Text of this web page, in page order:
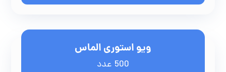
ویو استوری الماس
500 عدد